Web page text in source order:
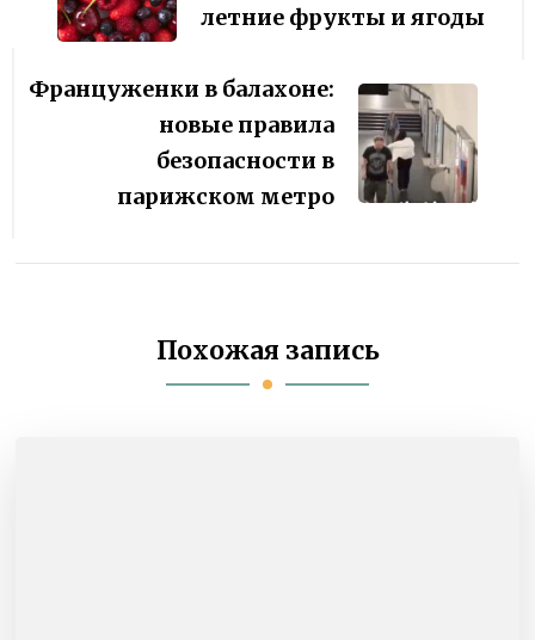
летние фрукты и ягоды
Француженки в балахоне:
новые правила
безопасности в
парижском метро
Похожая запись